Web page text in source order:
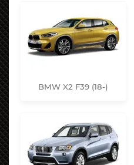
BMW X2 F39 (18-)